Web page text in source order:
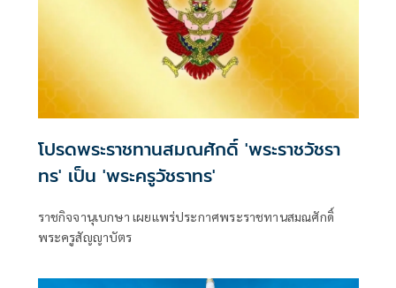
โปรดพระราชทานสมณศักดิ์ 'พระราชวัชรา
ทร' เป็น 'พระครูวัชราทร'
ราชกิจจานุเบกษา เผยแพร่ประกาศพระราชทานสมณศักดิ์
พระครูสัญญาบัตร